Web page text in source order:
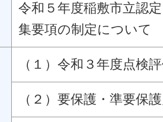
令和５年度稲敷市立認
集要項の制定について
（１）令和３年度点検
（２）要保護・準要保